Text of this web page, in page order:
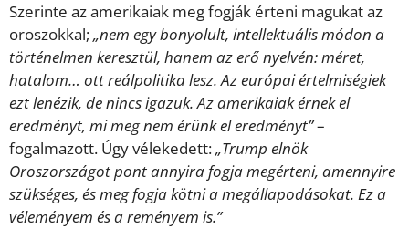
Szerinte az amerikaiak meg fogják érteni magukat az
oroszokkal; „nem egy bonyolult, intellektuális módon a
történelmen keresztül, hanem az erő nyelvén: méret,
hatalom… ott reálpolitika lesz. Az európai értelmiségiek
ezt lenézik, de nincs igazuk. Az amerikaiak érnek el
eredményt, mi meg nem érünk el eredményt”–
fogalmazott. Úgy vélekedett:„Trump elnök
Oroszországot pont annyira fogja megérteni, amennyire
szükséges, és meg fogja kötni a megállapodásokat. Ez a
véleményem és a reményem is.”